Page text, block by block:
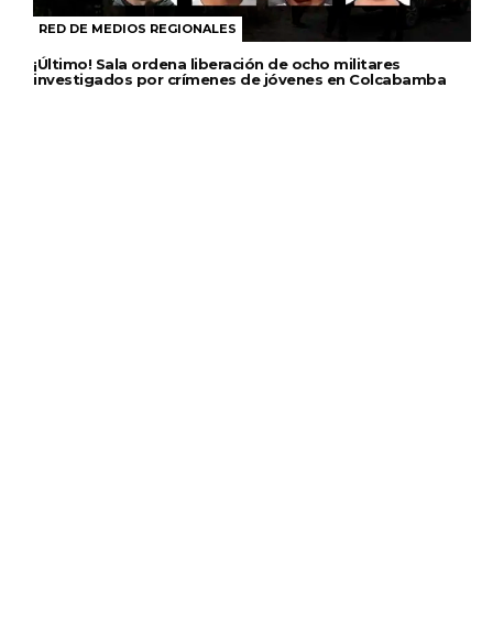
RED DE MEDIOS REGIONALES
¡Último! Sala ordena liberación de ocho militares
investigados por crímenes de jóvenes en Colcabamba